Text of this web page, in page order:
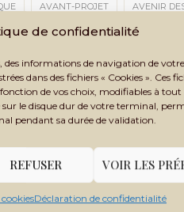
de confidentialité
des informations de navigation de
dans des fichiers « Cookies ». Ces
de vos choix, modifiables à
le disque dur de votre terminal,
pendant sa durée de validation.
REFUSER VOIR LES
Déclaration de confidentialité
AVANT-PROJET AVENIR
AXES STRATÉGIQUES AZAWAD
BAMAKO 2026 BAMAKO
BANDITISME BANGUI
AFRICAINE DE DÉVELOPPEMENT
BATTERIES LITHIUM